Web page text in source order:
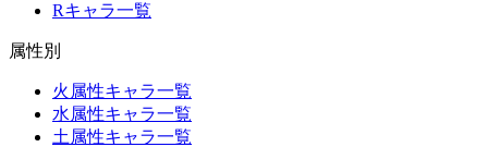
Rキャラ一覧
属性別
火属性キャラ一覧
水属性キャラ一覧
土属性キャラ一覧